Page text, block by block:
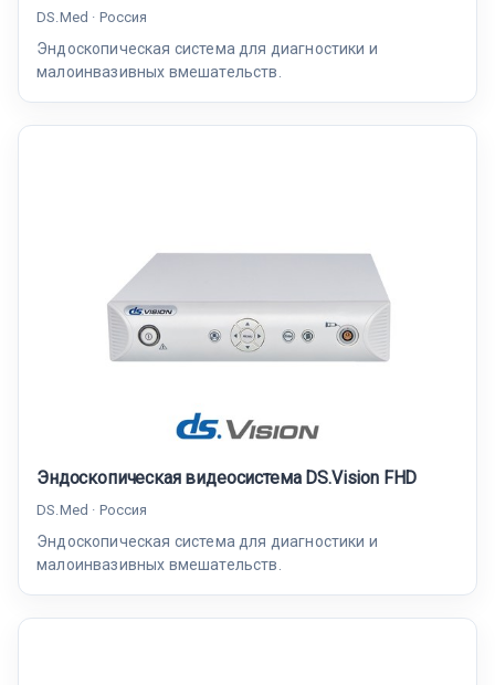
DS.Med · Россия
Эндоскопическая система для диагностики и
малоинвазивных вмешательств.
Эндоскопическая видеосистема DS.Vision FHD
DS.Med · Россия
Эндоскопическая система для диагностики и
малоинвазивных вмешательств.